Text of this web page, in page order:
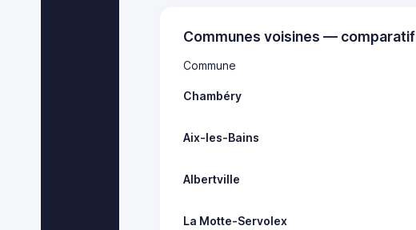
Communes voisines — comparatif
Commune
Chambéry
Aix-les-Bains
Albertville
La Motte-Servolex